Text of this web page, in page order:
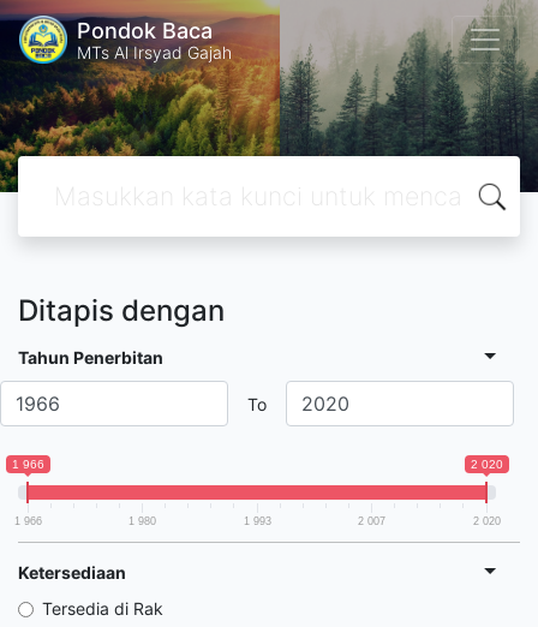
Pondok Baca
MTs Al Irsyad Gajah
Ditapis dengan
Tahun Penerbitan
To
1 966 2 020
1 966 1 980 1 993 2 007 2 020
Ketersediaan
Tersedia di Rak